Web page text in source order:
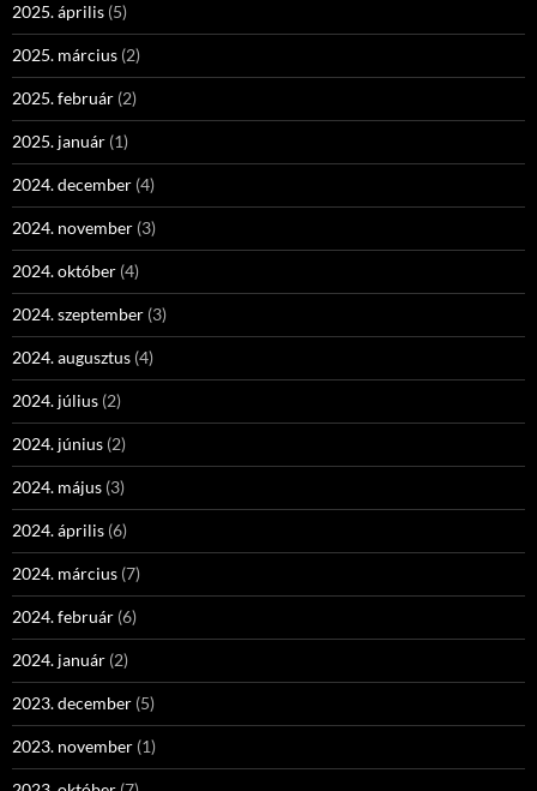
2025. április (5)
2025. március (2)
2025. február (2)
2025. január (1)
2024. december (4)
2024. november (3)
2024. október (4)
2024. szeptember (3)
2024. augusztus (4)
2024. július (2)
2024. június (2)
2024. május (3)
2024. április (6)
2024. március (7)
2024. február (6)
2024. január (2)
2023. december (5)
2023. november (1)